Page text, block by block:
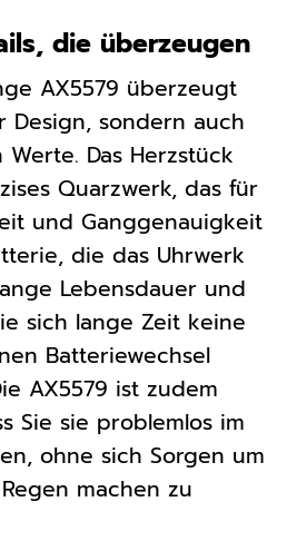
die überzeugen
AX5579 überzeugt
sondern auch
Das Herzstück
Quarzwerk, das für
und Ganggenauigkeit
die das Uhrwerk
Lebensdauer und
sich lange Zeit keine
Batteriewechsel
AX5579 ist zudem
Sie sie problemlos im
ohne sich Sorgen um
machen zu